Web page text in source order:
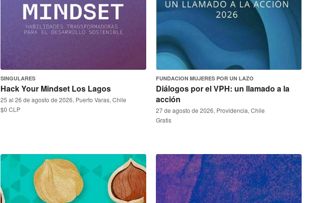
SINGULARES
Hack Your Mindset Los Lagos
25 al 26 de agosto de 2026, Puerto Varas, Chile
$0 CLP
FUNDACION MUJERES POR UN LAZO
Diálogos por el VPH: un llamado a la
acción
27 de agosto de 2026, Providencia, Chile
Gratis